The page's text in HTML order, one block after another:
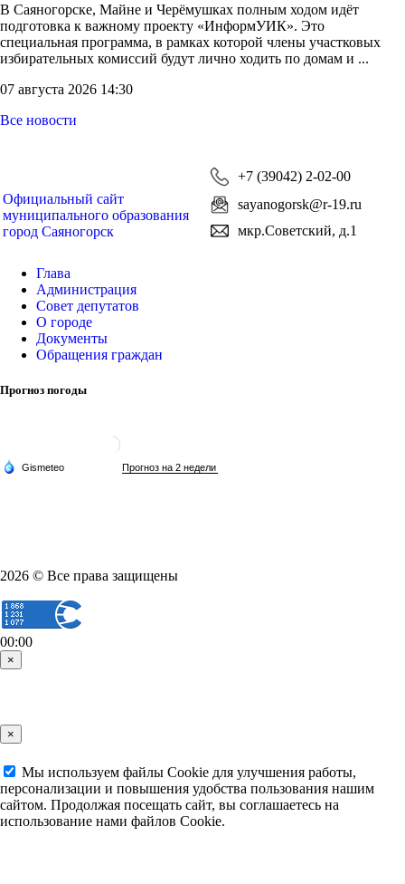
В Саяногорске, Майне и Черёмушках полным ходом идёт
подготовка к важному проекту «ИнформУИК». Это
специальная программа, в рамках которой члены участковых
избирательных комиссий будут лично ходить по домам и ...
07 августа 2026 14:30
Все новости
Официальный сайт
муниципального образования
город Саяногорск
+7 (39042) 2-02-00
sayanogorsk@r-19.ru
мкр.Советский, д.1
Глава
Администрация
Совет депутатов
О городе
Документы
Обращения граждан
Прогноз погоды
2026 © Все права защищены
00:00
×
×
Мы используем файлы Cookie для улучшения работы,
персонализации и повышения удобства пользования нашим
сайтом. Продолжая посещать сайт, вы соглашаетесь на
использование нами файлов Cookie.